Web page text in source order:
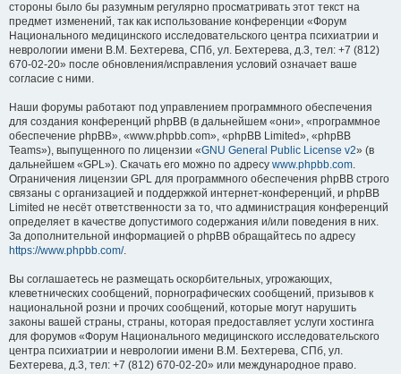
стороны было бы разумным регулярно просматривать этот текст на
предмет изменений, так как использование конференции «Форум
Национального медицинского исследовательского центра психиатрии и
неврологии имени В.М. Бехтерева, СПб, ул. Бехтерева, д.3, тел: +7 (812)
670-02-20» после обновления/исправления условий означает ваше
согласие с ними.
Наши форумы работают под управлением программного обеспечения
для создания конференций phpBB (в дальнейшем «они», «программное
обеспечение phpBB», «www.phpbb.com», «phpBB Limited», «phpBB
Teams»), выпущенного по лицензии «GNU General Public License v2» (в
дальнейшем «GPL»). Скачать его можно по адресу www.phpbb.com.
Ограничения лицензии GPL для программного обеспечения phpBB строго
связаны с организацией и поддержкой интернет-конференций, и phpBB
Limited не несёт ответственности за то, что администрация конференций
определяет в качестве допустимого содержания и/или поведения в них.
За дополнительной информацией о phpBB обращайтесь по адресу
https://www.phpbb.com/.
Вы соглашаетесь не размещать оскорбительных, угрожающих,
клеветнических сообщений, порнографических сообщений, призывов к
национальной розни и прочих сообщений, которые могут нарушить
законы вашей страны, страны, которая предоставляет услуги хостинга
для форумов «Форум Национального медицинского исследовательского
центра психиатрии и неврологии имени В.М. Бехтерева, СПб, ул.
Бехтерева, д.3, тел: +7 (812) 670-02-20» или международное право.